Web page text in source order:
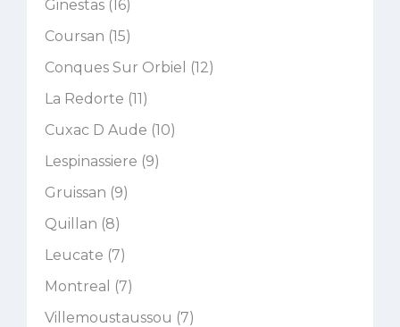
Ginestas (16)
Coursan (15)
Conques Sur Orbiel (12)
La Redorte (11)
Cuxac D Aude (10)
Lespinassiere (9)
Gruissan (9)
Quillan (8)
Leucate (7)
Montreal (7)
Villemoustaussou (7)